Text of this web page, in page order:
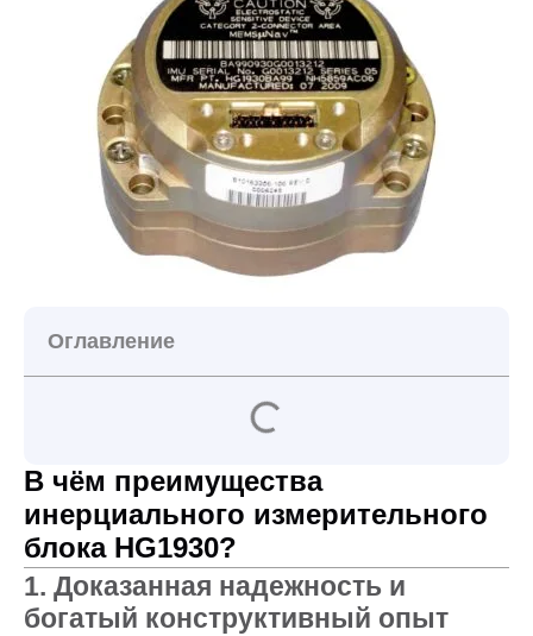
Оглавление
В чём преимущества
инерциального измерительного
блока HG1930?
1. Доказанная надежность и
богатый конструктивный опыт